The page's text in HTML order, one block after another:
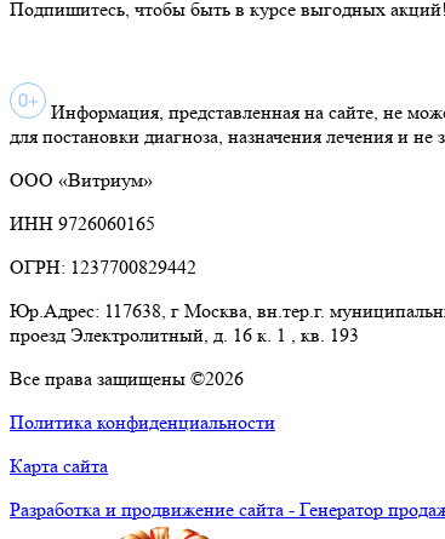
Подпишитесь, чтобы быть в курсе выгодных акций!
Информация, представленная на сайте, не
для постановки диагноза, назначения лечения и не
ООО «Витриум»
ИНН 9726060165
ОГРН: 1237700829442
Юр.Адрес: 117638, г Москва, вн.тер.г.
проезд Электролитный, д. 16 к. 1 , кв. 193
Все права защищены ©2026
Политика конфиденциальности
Карта сайта
Разработка и продвижение сайта - Генератор